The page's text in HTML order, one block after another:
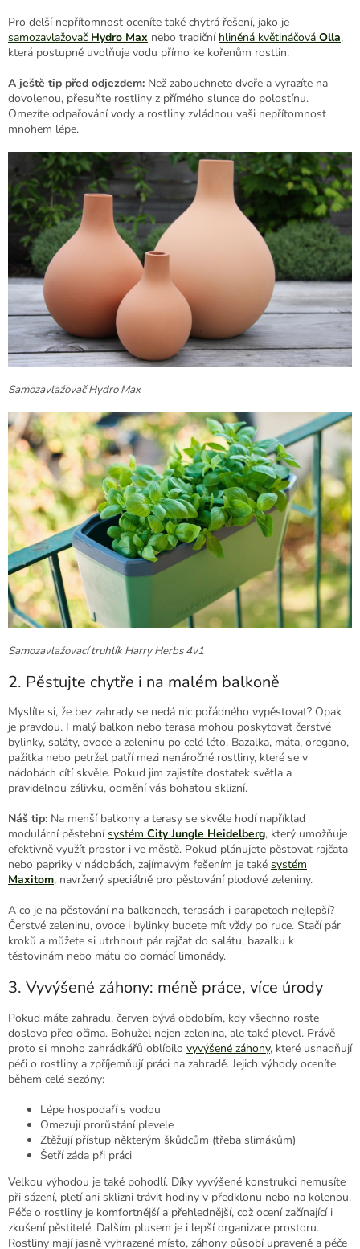
Pro delší nepřítomnost oceníte také chytrá řešení, jako je
samozavlažovač Hydro Max nebo tradiční hliněná květináčová Olla,
která postupně uvolňuje vodu přímo ke kořenům rostlin.
A ještě tip před odjezdem: Než zabouchnete dveře a vyrazíte na
dovolenou, přesuňte rostliny z přímého slunce do polostínu.
Omezíte odpařování vody a rostliny zvládnou vaši nepřítomnost
mnohem lépe.
Samozavlažovač Hydro Max
Samozavlažovací truhlík Harry Herbs 4v1
2. Pěstujte chytře i na malém balkoně
Myslíte si, že bez zahrady se nedá nic pořádného vypěstovat? Opak
je pravdou. I malý balkon nebo terasa mohou poskytovat čerstvé
bylinky, saláty, ovoce a zeleninu po celé léto. Bazalka, máta, oregano,
pažitka nebo petržel patří mezi nenáročné rostliny, které se v
nádobách cítí skvěle. Pokud jim zajistíte dostatek světla a
pravidelnou zálivku, odmění vás bohatou sklizní.
Náš tip: Na menší balkony a terasy se skvěle hodí například
modulární pěstebnísystém City Jungle Heidelberg, který umožňuje
efektivně využít prostor i ve městě. Pokud plánujete pěstovat rajčata
nebo papriky v nádobách, zajímavým řešením je také systém
Maxitom, navržený speciálně pro pěstování plodové zeleniny.
A co je na pěstování na balkonech, terasách i parapetech nejlepší?
Čerstvé zeleninu, ovoce i bylinky budete mít vždy po ruce. Stačí pár
kroků a můžete si utrhnout pár rajčat do salátu, bazalku k
těstovinám nebo mátu do domácí limonády.
3. Vyvýšené záhony: méně práce, více úrody
Pokud máte zahradu, červen bývá obdobím, kdy všechno roste
doslova před očima. Bohužel nejen zelenina, ale také plevel. Právě
proto si mnoho zahrádkářů oblíbilo vyvýšené záhony, které usnadňují
péči o rostliny a zpříjemňují práci na zahradě. Jejich výhody oceníte
během celé sezóny:
Lépe hospodaří s vodou
Omezují prorůstání plevele
Ztěžují přístup některým škůdcům (třeba slimákům)
Šetří záda při práci
Velkou výhodou je také pohodlí. Díky vyvýšené konstrukci nemusíte
při sázení, pletí ani sklizni trávit hodiny v předklonu nebo na kolenou.
Péče o rostliny je komfortnější a přehlednější, což ocení začínající i
zkušení pěstitelé. Dalším plusem je i lepší organizace prostoru.
Rostliny mají jasně vyhrazené místo, záhony působí upraveně a péče